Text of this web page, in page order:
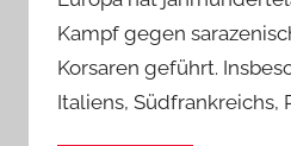
Kampf gegen
Korsaren geführt.
Italiens, Südfrankreichs,